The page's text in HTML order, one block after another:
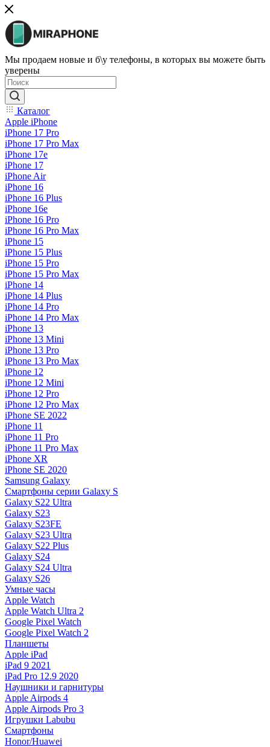
Мы продаем новые и б\у телефоны, в которых вы можете быть
уверены
Каталог
Apple iPhone
iPhone 17 Pro
iPhone 17 Pro Max
iPhone 17e
iPhone 17
iPhone Air
iPhone 16
iPhone 16 Plus
iPhone 16e
iPhone 16 Pro
iPhone 16 Pro Max
iPhone 15
iPhone 15 Plus
iPhone 15 Pro
iPhone 15 Pro Max
iPhone 14
iPhone 14 Plus
iPhone 14 Pro
iPhone 14 Pro Max
iPhone 13
iPhone 13 Mini
iPhone 13 Pro
iPhone 13 Pro Max
iPhone 12
iPhone 12 Mini
iPhone 12 Pro
iPhone 12 Pro Max
iPhone SE 2022
iPhone 11
iPhone 11 Pro
iPhone 11 Pro Max
iPhone XR
iPhone SE 2020
Samsung Galaxy
Смартфоны серии Galaxy S
Galaxy S22 Ultra
Galaxy S23
Galaxy S23FE
Galaxy S23 Ultra
Galaxy S22 Plus
Galaxy S24
Galaxy S24 Ultra
Galaxy S26
Умные часы
Apple Watch
Apple Watch Ultra 2
Google Pixel Watch
Google Pixel Watch 2
Планшеты
Apple iPad
iPad 9 2021
iPad Pro 12.9 2020
Наушники и гарнитуры
Apple Airpods 4
Apple Airpods Pro 3
Игрушки Labubu
Смартфоны
Honor/Huawei